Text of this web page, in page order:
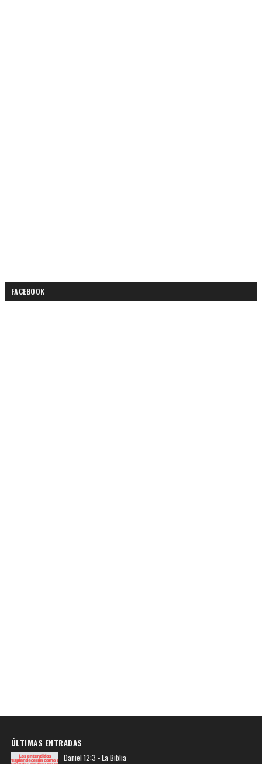
FACEBOOK
ÚLTIMAS ENTRADAS
Daniel 12:3 - La Biblia